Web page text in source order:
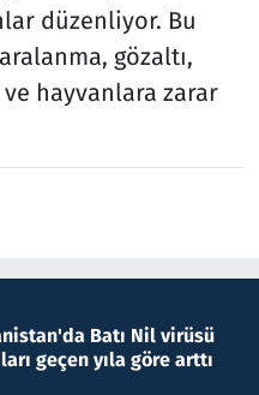
düzenliyor. Bu
gözaltı,
hayvanlara zarar
Batı Nil virüsü
geçen yıla göre arttı